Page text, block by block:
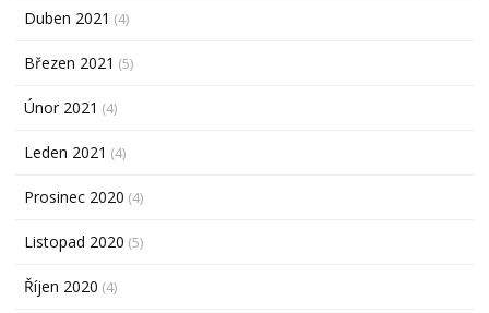
Duben 2021 (4)
Březen 2021 (5)
Únor 2021 (4)
Leden 2021 (4)
Prosinec 2020 (4)
Listopad 2020 (5)
Říjen 2020 (4)